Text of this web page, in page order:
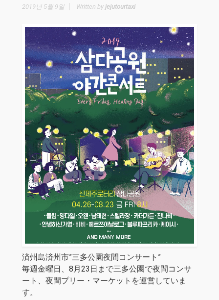
2019년 5월 9일 Written by jejutourtaxi
済州島済州市”三多公園夜間コンサート”
毎週金曜日、8月23日まで三多公園で夜間コンサ
ート、夜間プリー・マーケットを運営していま
す。